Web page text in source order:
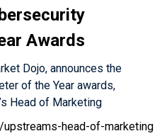
Awards
Dojo, announces the
of the Year awards,
Head of Marketing
head-of-marketing